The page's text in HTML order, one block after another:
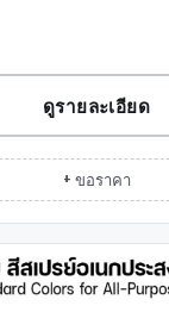
ดูรายละเอียด
+ ขอราคา